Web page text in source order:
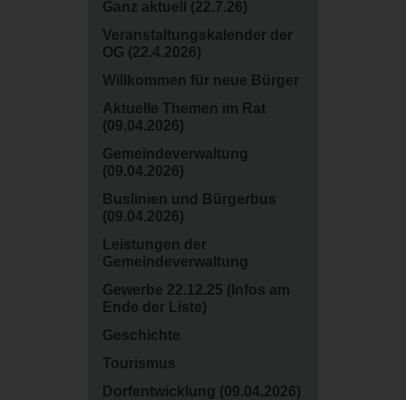
Ganz aktuell (22.7.26)
‍Veranstaltungskalender der
OG (22.4.2026)
Willkommen für neue Bürger
Aktuelle Themen im Rat
(09.04.2026)
Gemeindeverwaltung
(09.04.2026)
Buslinien und Bürgerbus
(09.04.2026)
Leistungen der
Gemeindeverwaltung
Gewerbe 22.12.25 (Infos am
Ende der Liste)
Geschichte
Tourismus
Dorfentwicklung (09.04.2026)